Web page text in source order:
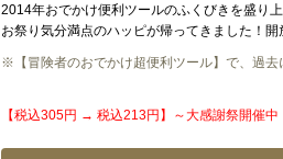
2014年おでかけ便利ツールのふくびきを盛り上
お祭り気分満点のハッピが帰ってきました！開
※【冒険者のおでかけ超便利ツール】で、過去
【税込305円 → 税込213円】～大感謝祭開催中